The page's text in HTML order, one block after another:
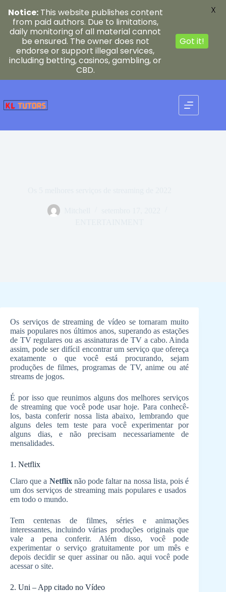
conteúdo
Os serviços de streaming de vídeo se tornaram muito
mais populares nos últimos anos, superando as estações
de TV regulares ou as assinaturas de TV a cabo. Ainda
assim, pode ser difícil encontrar um serviço que ofereça
exatamente o que você está procurando, sejam
produções de filmes, programas de TV, anime ou até
streams de jogos.
É por isso que reunimos alguns dos melhores serviços
de streaming que você pode usar hoje. Para conhecê-
los, basta conferir nossa lista abaixo, lembrando que
alguns deles tem teste para você experimentar por
alguns dias, e não precisam necessariamente de
mensalidades.
1. Netflix
Claro que a Netflixnão pode faltar na nossa lista, pois é
um dos serviços de streaming mais populares e usados ​​
em todo o mundo.
Tem centenas de filmes, séries e animações
interessantes, incluindo várias produções originais que
vale a pena conferir. Além disso, você pode
experimentar o serviço gratuitamente por um mês e
depois decidir se quer assinar ou não. aqui você pode
acessar o site.
2. Uni – App citado no Vídeo
Notice:This website publishes content
from paid authors. Due to limitations,
daily monitoring of all material cannot
be ensured. The owner does not
endorse or support illegal services,
including betting, casinos, gambling, or
CBD.
Got it!
X